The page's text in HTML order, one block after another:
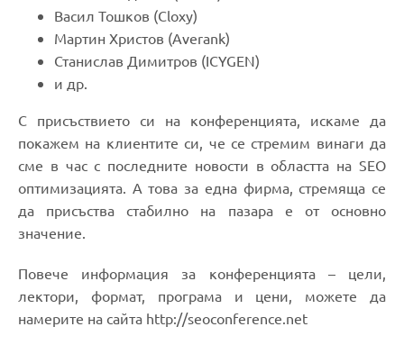
Васил Тошков (Cloxy)
Мартин Христов (Averank)
Станислав Димитров (ICYGEN)
и др.
С присъствието си на конференцията, искаме да
покажем на клиентите си, че се стремим винаги да
сме в час с последните новости в областта на SEO
оптимизацията. А това за една фирма, стремяща се
да присъства стабилно на пазара е от основно
значение.
Повече информация за конференцията – цели,
лектори, формат, програма и цени, можете да
намерите на сайта http://seoconference.net